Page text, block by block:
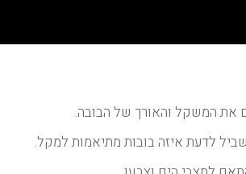
לדעת איזה בובות מתיאמות למקל.